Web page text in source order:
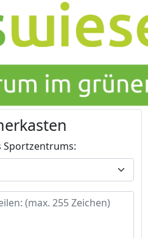
Sportzentrums: